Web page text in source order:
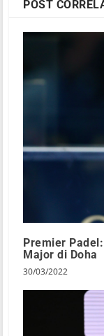
POST
Premier
Major di Doha
30/03/2022